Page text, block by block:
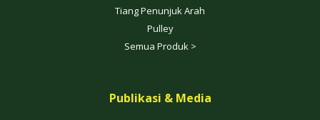
Tiang Penunjuk Arah
Pulley
Semua Produk >
Publikasi & Media